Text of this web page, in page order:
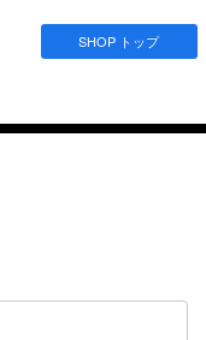
SHOP トップ